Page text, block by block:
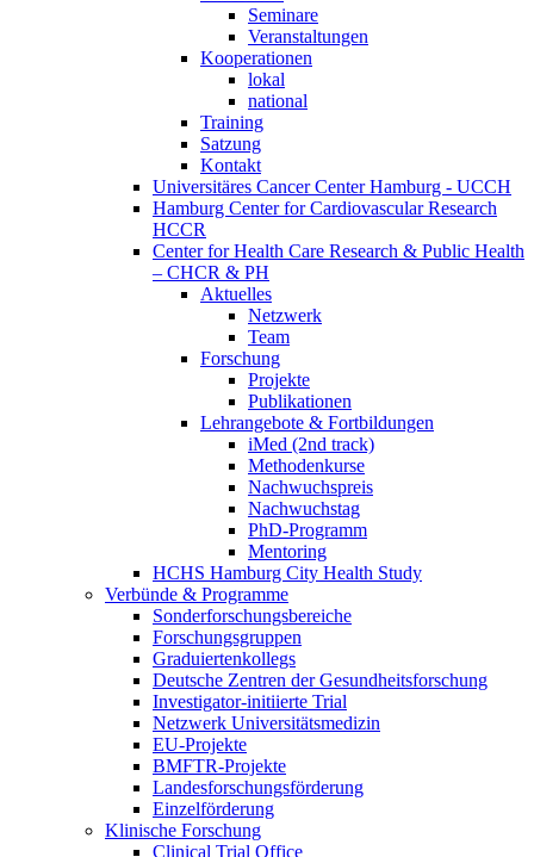
Seminare
Veranstaltungen
Kooperationen
lokal
national
Training
Satzung
Kontakt
Universitäres Cancer Center Hamburg - UCCH
Hamburg Center for Cardiovascular Research
HCCR
Center for Health Care Research & Public Health
– CHCR & PH
Aktuelles
Netzwerk
Team
Forschung
Projekte
Publikationen
Lehrangebote & Fortbildungen
iMed (2nd track)
Methodenkurse
Nachwuchspreis
Nachwuchstag
PhD-Programm
Mentoring
HCHS Hamburg City Health Study
Verbünde & Programme
Sonderforschungsbereiche
Forschungsgruppen
Graduiertenkollegs
Deutsche Zentren der Gesundheitsforschung
Investigator-initiierte Trial
Netzwerk Universitätsmedizin
EU-Projekte
BMFTR-Projekte
Landesforschungsförderung
Einzelförderung
Klinische Forschung
Clinical Trial Office